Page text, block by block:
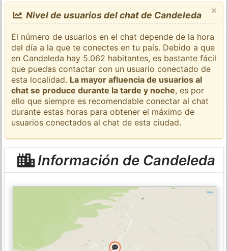
×
Nivel de usuarios del chat de Candeleda
El número de usuarios en el chat depende de la hora
del día a la que te conectes en tu país. Debido a que
en Candeleda hay 5.062 habitantes, es bastante fácil
que puedas contactar con un usuario conectado de
esta localidad. La mayor afluencia de usuarios al
chat se produce durante la tarde y noche, es por
ello que siempre es recomendable conectar al chat
durante estas horas para obtener el máximo de
usuarios conectados al chat de esta ciudad.
Información de Candeleda